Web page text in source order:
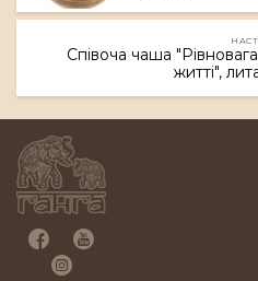
Співоча чаша "Рівновага
житті",